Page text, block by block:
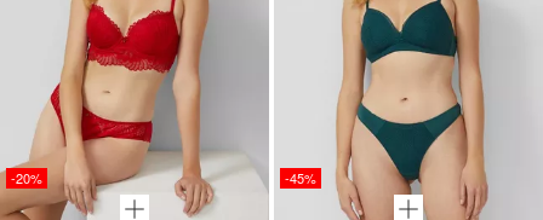
-20% -45%